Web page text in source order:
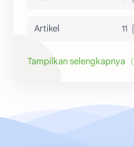
Artikel
Bangkalan